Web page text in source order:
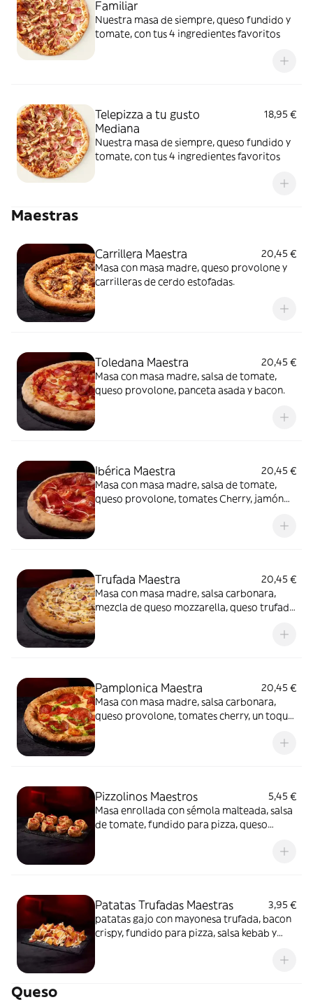
Familiar
Nuestra masa de siempre, queso fundido y
tomate, con tus 4 ingredientes favoritos
Telepizza a tu gusto
Mediana
18,95 €
Nuestra masa de siempre, queso fundido y
tomate, con tus 4 ingredientes favoritos
Maestras
Carrillera Maestra
20,45 €
Masa con masa madre, queso provolone y
carrilleras de cerdo estofadas.
Toledana Maestra
20,45 €
Masa con masa madre, salsa de tomate,
queso provolone, panceta asada y bacon.
Ibérica Maestra
20,45 €
Masa con masa madre, salsa de tomate,
queso provolone, tomates Cherry, jamón
Trufada Maestra
20,45 €
Masa con masa madre, salsa carbonara,
mezcla de queso mozzarella, queso trufado
Pamplonica Maestra
20,45 €
Masa con masa madre, salsa carbonara,
queso provolone, tomates cherry, un toque
Pizzolinos Maestros
5,45 €
Masa enrollada con sémola malteada, salsa
de tomate, fundido para pizza, queso
Patatas Trufadas Maestras
3,95 €
patatas gajo con mayonesa trufada, bacon
crispy, fundido para pizza, salsa kebab y
Queso